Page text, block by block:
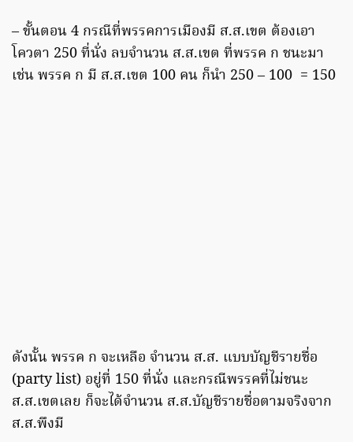
– ขั้นตอน 4 กรณีที่พรรคการเมืองมี ส.ส.เขต ต้องเอา
โควตา 250 ที่นั่ง ลบจำนวน ส.ส.เขต ที่พรรค ก ชนะมา
เช่น พรรค ก มี ส.ส.เขต 100 คน ก็นำ 250 – 100 = 150
ดังนั้น พรรค ก จะเหลือ จำนวน ส.ส. แบบบัญชีรายชื่อ
(party list) อยู่ที่ 150 ที่นั่ง และกรณีพรรคที่ไม่ชนะ
ส.ส.เขตเลย ก็จะได้จำนวน ส.ส.บัญชีรายชื่อตามจริงจาก
ส.ส.พึงมี